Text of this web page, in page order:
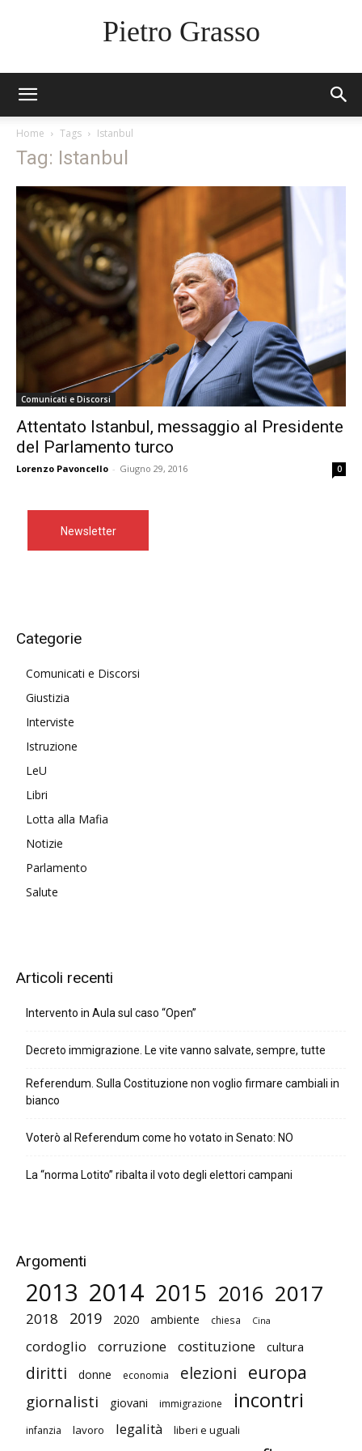
Pietro Grasso
Home Tags Istanbul
Tag: Istanbul
Comunicati e Discorsi
Attentato Istanbul, messaggio al Presidente
del Parlamento turco
Lorenzo Pavoncello - Giugno 29, 2016 0
Newsletter
Categorie
Comunicati e Discorsi
Giustizia
Interviste
Istruzione
LeU
Libri
Lotta alla Mafia
Notizie
Parlamento
Salute
Articoli recenti
Intervento in Aula sul caso “Open”
Decreto immigrazione. Le vite vanno salvate, sempre, tutte
Referendum. Sulla Costituzione non voglio firmare cambiali in
bianco
Voterò al Referendum come ho votato in Senato: NO
La “norma Lotito” ribalta il voto degli elettori campani
Argomenti
2013 2014 2015 2016 2017
2018 2019 2020 ambiente chiesa Cina
cordoglio corruzione costituzione cultura
diritti donne economia elezioni europa
giornalisti giovani immigrazione incontri
infanzia lavoro legalità liberi e uguali